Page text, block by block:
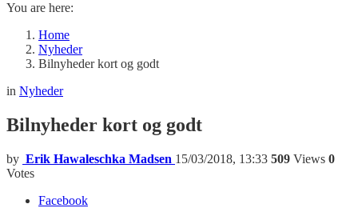
You are here:
Home
Nyheder
Bilnyheder kort og godt
in Nyheder
Bilnyheder kort og godt
by Erik Hawaleschka Madsen 15/03/2018, 13:33 509 Views 0
Votes
Facebook